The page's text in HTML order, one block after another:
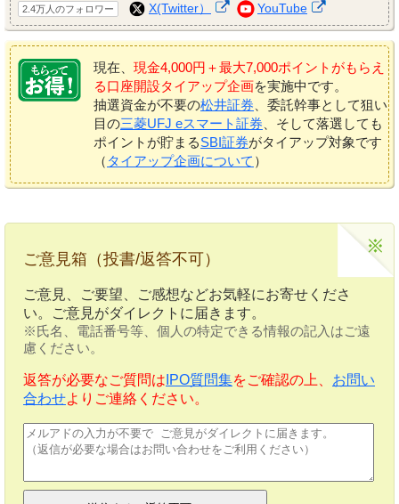
2.4万人のフォロワー X(Twitter） YouTube
現在、 現金4,000円＋最大7,000ポイントがもらえ
る口座開設タイアップ企画を実施中です。
抽選資金が不要の松井証券 、委託幹事として狙い
目の三菱UFJ eスマート証券 、そして落選しても
ポイントが貯まるSBI証券がタイアップ対象です
（ タイアップ企画について ）
ご意見箱（投書/返答不可）
ご意見、ご要望、ご感想などお気軽にお寄せくださ
い。ご意見がダイレクトに届きます。
※氏名、電話番号等、個人の特定できる情報の記入はご遠
慮ください。
返答が必要なご質問は IPO質問集をご確認の上、 お問い
合わせよりご連絡ください。